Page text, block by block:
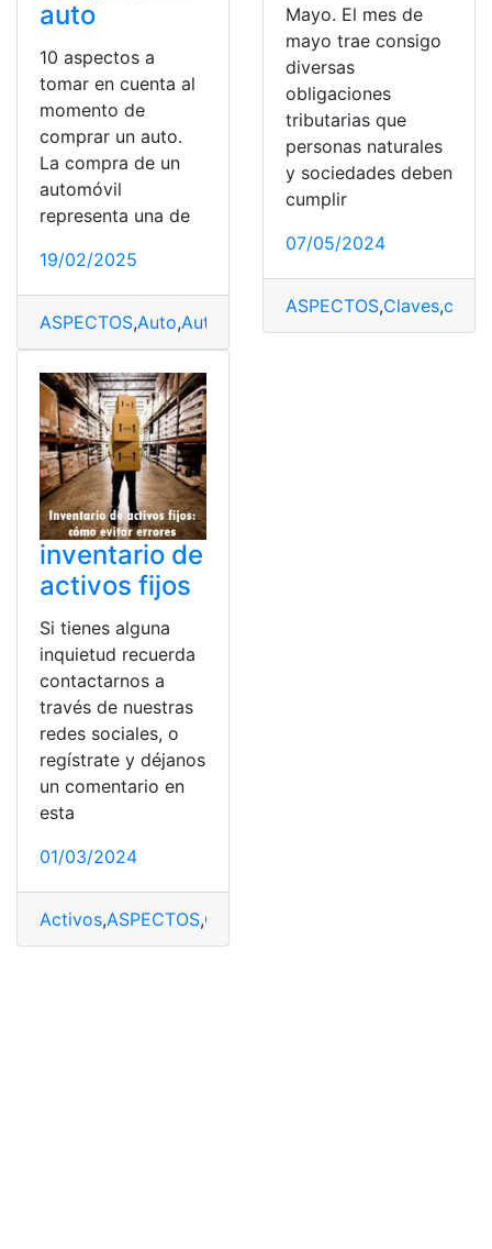
auto
10 aspectos a
tomar en cuenta al
momento de
comprar un auto.
La compra de un
automóvil
representa una de
19/02/2025
ASPECTOS,Auto,Automóvil cuenta momento
Mayo. El mes de
mayo trae consigo
diversas
obligaciones
tributarias que
personas naturales
y sociedades deben
cumplir
07/05/2024
ASPECTOS,Claves,
inventario de
activos fijos
Si tienes alguna
inquietud recuerda
contactarnos a
través de nuestras
redes sociales, o
regístrate y déjanos
un comentario en
esta
01/03/2024
Activos,ASPECTOS,CONSIDERAR